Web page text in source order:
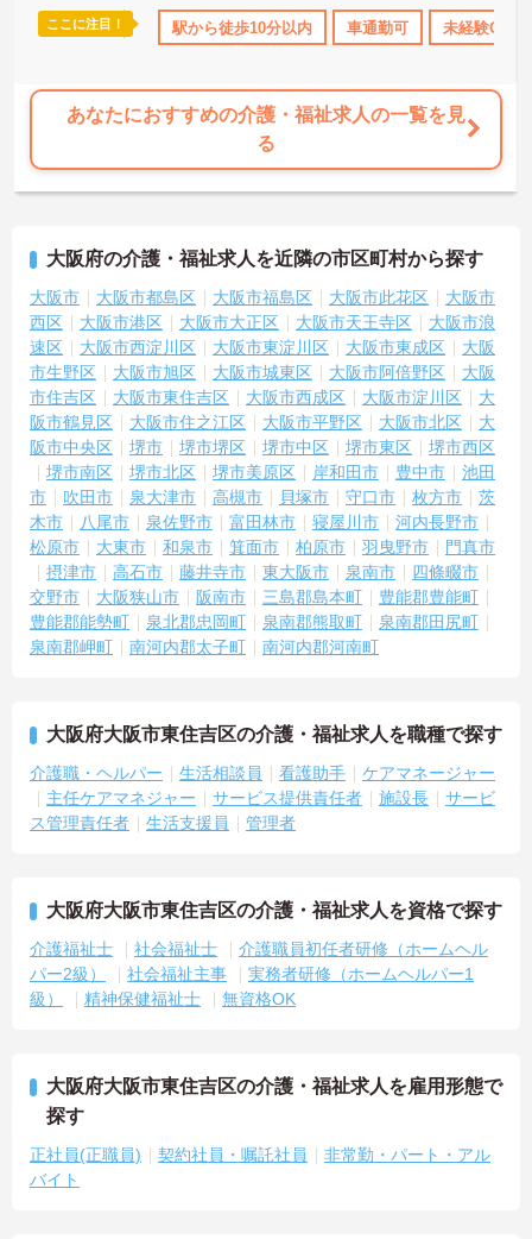
サポート 研修制度あり 産休･育休･介護休暇取得実績あり
ここに注目！ 駅から徒歩10分以内 車通勤可 未経験OK
あなたにおすすめの介護・福祉求人の一覧を見
る
大阪府の介護・福祉求人を近隣の市区町村から探す
大阪市 大阪市都島区 大阪市福島区 大阪市此花区
大阪市
西区
大阪市港区 大阪市大正区 大阪市天王寺区
大阪市浪
速区
大阪市西淀川区 大阪市東淀川区 大阪市東成区
大阪
市生野区
大阪市旭区 大阪市城東区 大阪市阿倍野区
大阪
市住吉区
大阪市東住吉区 大阪市西成区 大阪市淀川区
大
阪市鶴見区
大阪市住之江区 大阪市平野区 大阪市北区
大
阪市中央区
堺市 堺市堺区 堺市中区 堺市東区
堺市西区
堺市南区
堺市北区 堺市美原区 岸和田市 豊中市
池田
市
吹田市 泉大津市 高槻市 貝塚市 守口市 枚方市
茨
木市
八尾市 泉佐野市 富田林市 寝屋川市
河内長野市
松原市
大東市 和泉市 箕面市 柏原市 羽曳野市
門真市
摂津市
高石市 藤井寺市 東大阪市 泉南市
四條畷市
交野市
大阪狭山市 阪南市 三島郡島本町
豊能郡豊能町
豊能郡能勢町
泉北郡忠岡町 泉南郡熊取町
泉南郡田尻町
泉南郡岬町
南河内郡太子町 南河内郡河南町
大阪府大阪市東住吉区の介護・福祉求人を職種で探す
介護職・ヘルパー 生活相談員 看護助手
ケアマネージャー
主任ケアマネジャー
サービス提供責任者 施設長
サービ
ス管理責任者
生活支援員 管理者
大阪府大阪市東住吉区の介護・福祉求人を資格で探す
介護福祉士 社会福祉士
介護職員初任者研修（ホームヘル
パー2級）
社会福祉主事
実務者研修（ホームヘルパー1
級）
精神保健福祉士 無資格OK
大阪府大阪市東住吉区の介護・福祉求人を雇用形態で
探す
正社員(正職員) 契約社員・嘱託社員
非常勤・パート・アル
バイト